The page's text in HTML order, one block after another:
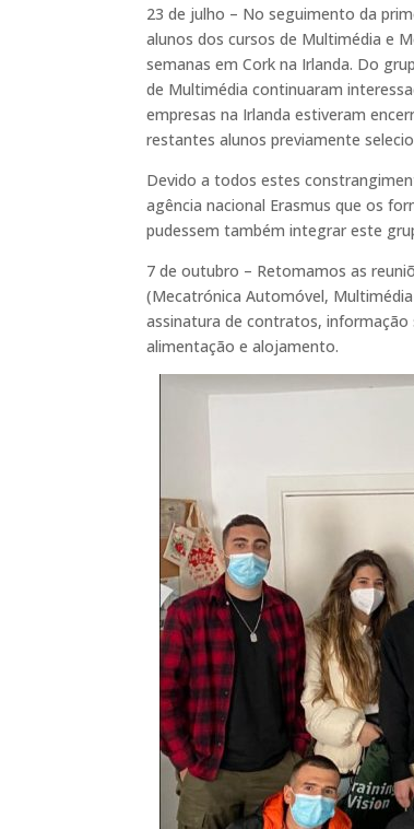
23 de julho – No seguimento da
alunos dos cursos de Multimédia e
semanas em Cork na Irlanda. Do
de Multimédia continuaram
empresas na Irlanda estiveram
restantes alunos previamente
Devido a todos estes
agência nacional Erasmus que os
pudessem também integrar este
7 de outubro – Retomamos as
(Mecatrónica Automóvel,
assinatura de contratos,
alimentação e alojamento.